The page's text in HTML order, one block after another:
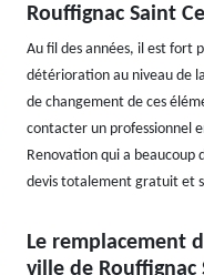
Rouffignac Saint
Au fil des années, il est fort
détérioration au niveau de
de changement de ces
contacter un professionnel
Renovation qui a beaucoup
devis totalement gratuit et
Le remplacement
ville de Rouffignac